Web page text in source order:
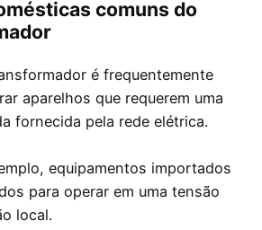
comuns do
é frequentemente
aparelhos que requerem uma
fornecida pela rede elétrica.
equipamentos importados
para operar em uma tensão
local.